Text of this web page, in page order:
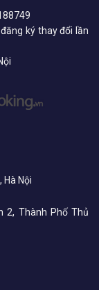
ký thay đổi lần
Hà Nội
2, Thành Phố Thủ